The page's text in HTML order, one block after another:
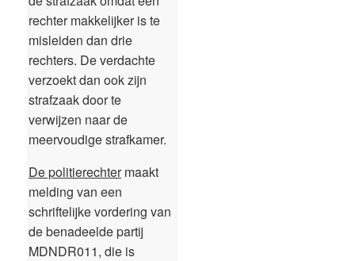
rechter makkelijker is te
misleiden dan drie
rechters. De verdachte
verzoekt dan ook zijn
strafzaak door te
verwijzen naar de
meervoudige strafkamer.
De politierechtermaakt
melding van een
schriftelijke vordering van
de benadeelde partij
MDNDR011, die is